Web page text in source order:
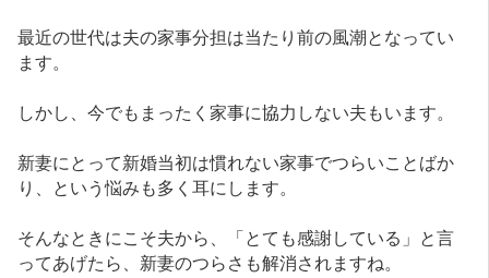
最近の世代は夫の家事分担は当たり前の風潮となってい
ます。
しかし、今でもまったく家事に協力しない夫もいます。
新妻にとって新婚当初は慣れない家事でつらいことばか
り、という悩みも多く耳にします。
そんなときにこそ夫から、「とても感謝している」と言
ってあげたら、新妻のつらさも解消されますね。